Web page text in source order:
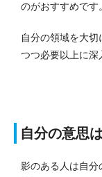
のがおすすめです。
自分の領域を大
つつ必要以上に深
自分の意思
影のある人は自分